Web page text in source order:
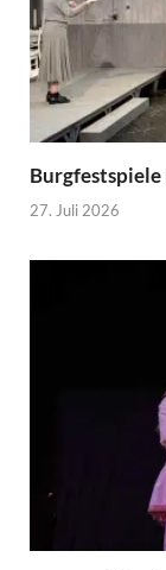
Burgfestspiele
27. Juli 2026